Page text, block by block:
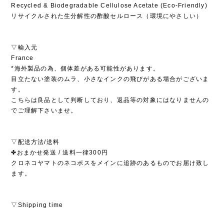
Recycled & Biodegradable Cellulose Acetate (Eco-Friendly)
リサイクルされた生分解性の酢酸セルロース（環境にやさしい）
▽輸入元
France
*海外製品の為、個体差がある可能性があります。
目立たない塗装のムラ、小さなインクの飛びがある場合がございま
す。
こちらは良品として判断しており、返品等の対象にはなりませんの
でご理解下さいませ。
▽配送方法/送料
✤おまかせ発送 / 送料一律300円
クロネコヤマトのネコポスをメインに追跡のあるものでお届け致し
ます。
▽Shipping time